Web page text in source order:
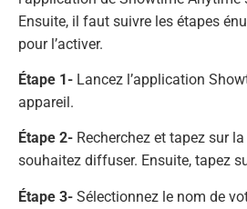
Ensuite, il faut suivre les étapes
pour l’activer.
Étape 1- Lancez l’application
appareil.
Étape 2- Recherchez et tapez sur
souhaitez diffuser. Ensuite, tapez
Étape 3- Sélectionnez le nom de